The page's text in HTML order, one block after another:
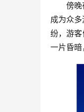
傍晚
成为众
纷，游客
一片昏暗